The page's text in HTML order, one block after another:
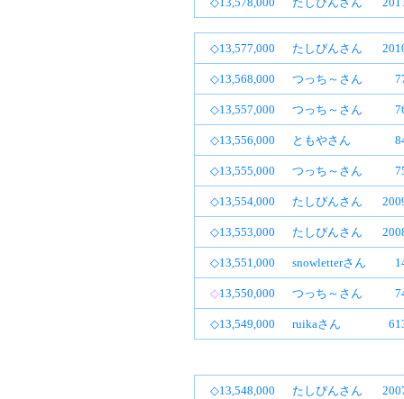
◇13,577,000 たしぴんさん
◇13,568,000 つっち～さん
◇13,557,000 つっち～さん
◇13,556,000 ともやさん
◇13,555,000 つっち～さん
◇13,554,000 たしぴんさん
◇13,553,000 たしぴんさん
◇13,551,000 snowletterさん
◇13,550,000 つっち～さん
◇13,549,000 ruikaさん
◇13,548,000 たしぴんさん